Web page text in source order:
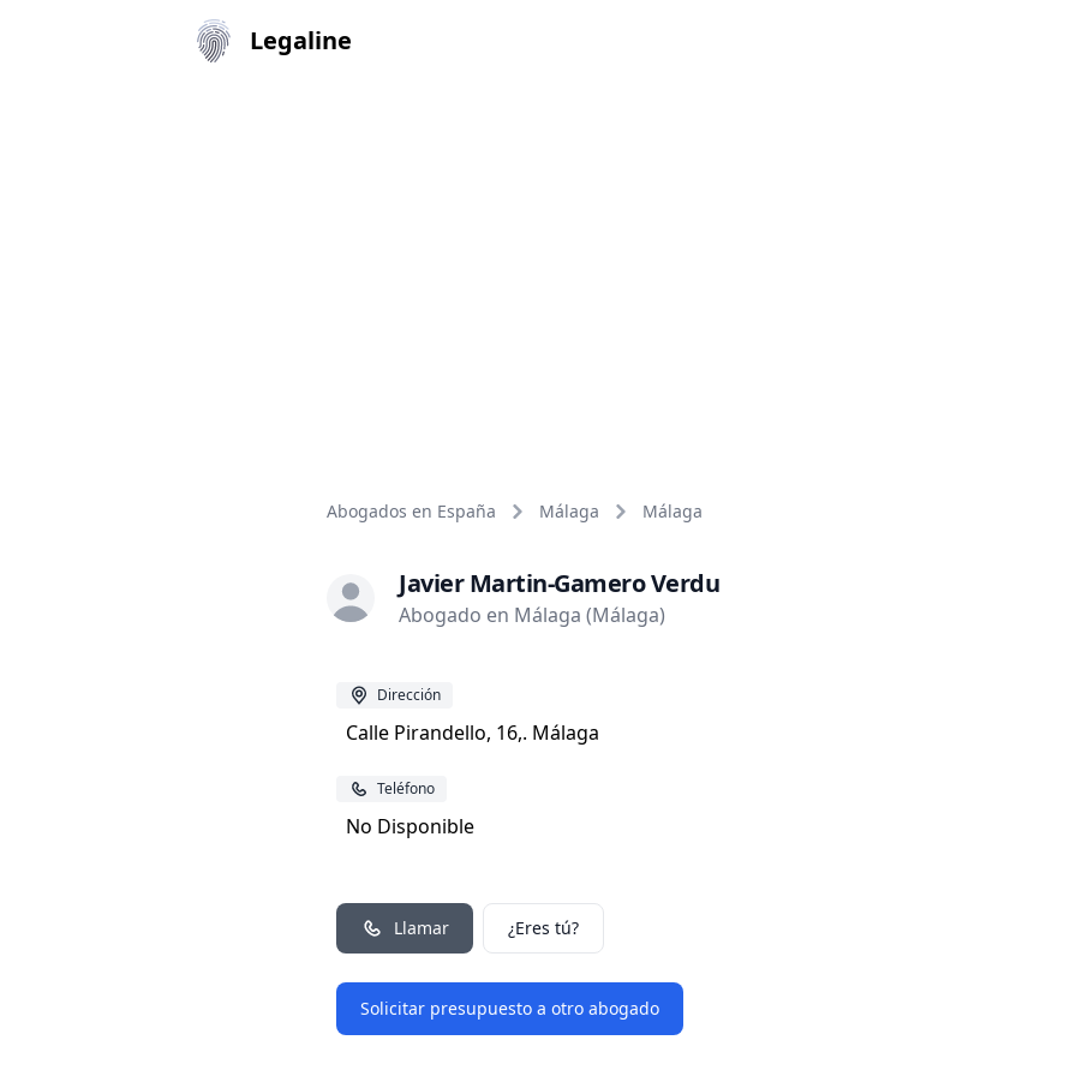
Legaline
Abogados en España Málaga Málaga
Javier Martin-Gamero Verdu
Abogado en Málaga (Málaga)
Dirección
Calle Pirandello, 16,. Málaga
Teléfono
No Disponible
Llamar ¿Eres tú?
Solicitar presupuesto a otro abogado